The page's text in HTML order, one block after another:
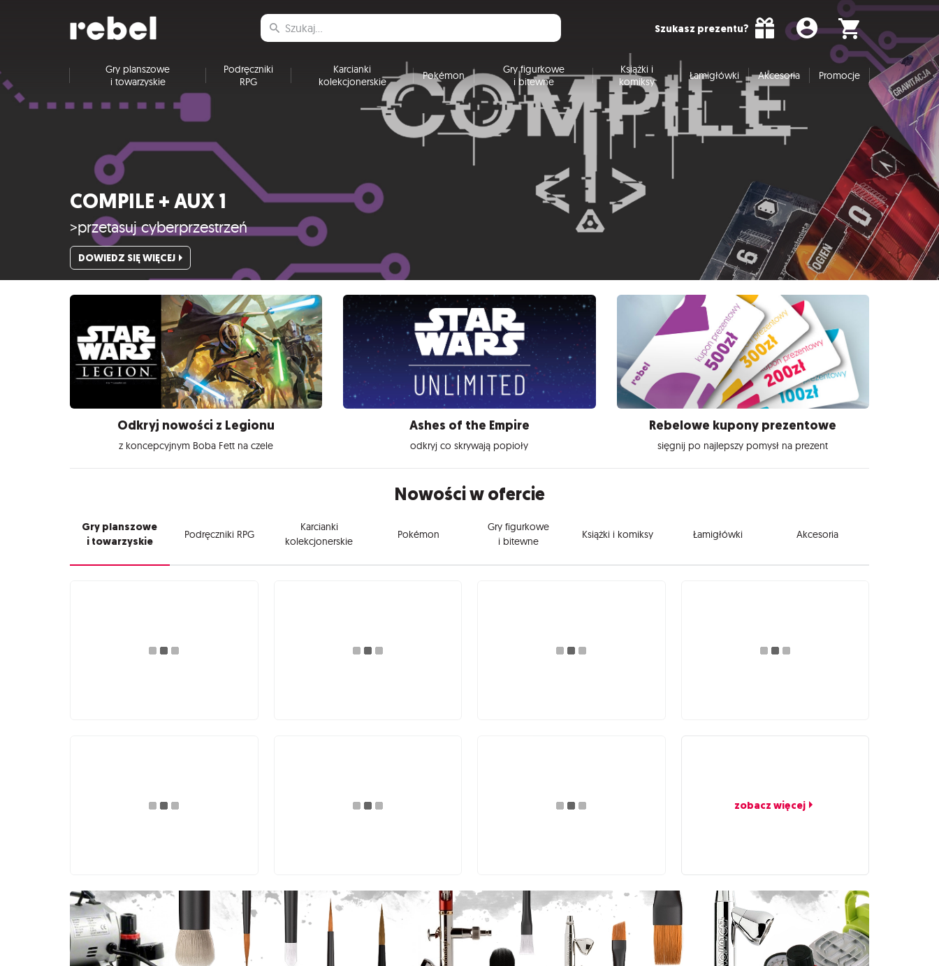
Szukasz prezentu?
Gry planszowe
i towarzyskie
Podręczniki
RPG
Karcianki
kolekcjonerskie
Pokémon
Gry figurkowe
i bitewne
Książki i
komiksy
Łamigłówki Akcesoria Promocje
COMPILE + AUX 1
>przetasuj cyberprzestrzeń
DOWIEDZ SIĘ WIĘCEJ
Odkryj nowości z Legionu
z koncepcyjnym Boba Fett na czele
Ashes of the Empire
odkryj co skrywają popioły
Rebelowe kupony prezentowe
sięgnij po najlepszy pomysł na prezent
Nowości w ofercie
Gry planszowe
i towarzyskie
Podręczniki RPG
Karcianki
kolekcjonerskie
Pokémon
Gry figurkowe
i bitewne
Książki i komiksy Łamigłówki Akcesoria
zobacz więcej